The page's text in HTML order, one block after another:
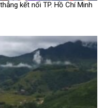
kết nối TP. Hồ Chí Minh